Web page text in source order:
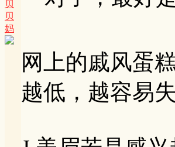
贝
贝
妈
网上的戚风蛋
越低，越容易失